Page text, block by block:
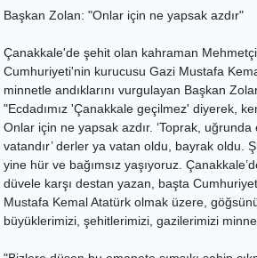
Başkan Zolan: "Onlar için ne yapsak azdır"
Çanakkale'de şehit olan kahraman
Cumhuriyeti'nin kurucusu Gazi Mustafa
minnetle andıklarını vurgulayan Başkan
"Ecdadımız 'Çanakkale geçilmez' diyerek,
Onlar için ne yapsak azdır. ‘Toprak,
vatandır’ derler ya vatan oldu, bayrak oldu.
yine hür ve bağımsız yaşıyoruz.
düvele karşı destan yazan, başta
Mustafa Kemal Atatürk olmak üzere,
büyüklerimizi, şehitlerimizi, gazilerimizi